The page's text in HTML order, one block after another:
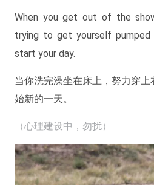
When you get out of the
trying to get yourself
start your day.
当你洗完澡坐在床上，努力穿
始新的一天。
（心理建设中，勿扰）